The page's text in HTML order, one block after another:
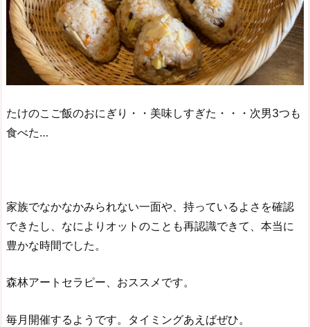
たけのこご飯のおにぎり・・美味しすぎた・・・次男3つも
食べた…
家族でなかなかみられない一面や、持っているよさを確認
できたし、なによりオットのことも再認識できて、本当に
豊かな時間でした。
森林アートセラピー、おススメです。
毎月開催するようです。タイミングあえばぜひ。